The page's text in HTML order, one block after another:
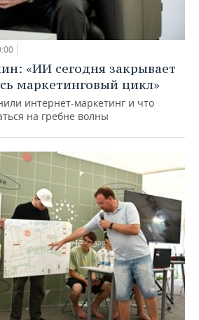
«ИИ сегодня закрывает
маркетинговый цикл»
интернет-маркетинг и что
на гребне волны